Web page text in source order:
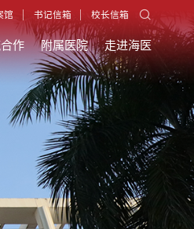
馆 书记信箱 校长信箱
作 附属医院 走进海医